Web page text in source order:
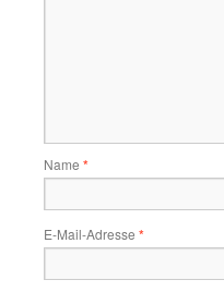
Name *
E-Mail-Adresse *